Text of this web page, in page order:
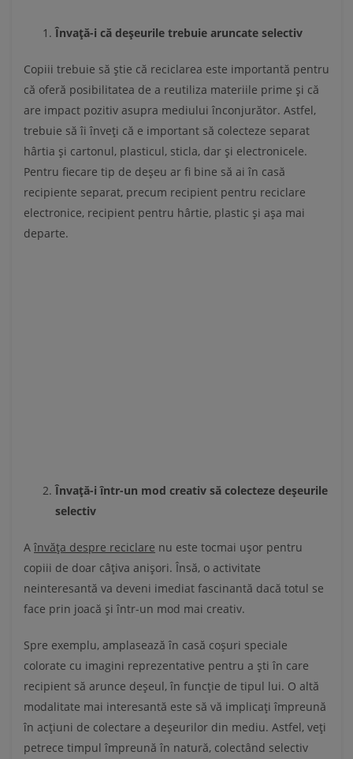
Învață-i că deșeurile trebuie aruncate selectiv
Copiii trebuie să știe că reciclarea este importantă pentru
că oferă posibilitatea de a reutiliza materiile prime și că
are impact pozitiv asupra mediului înconjurător. Astfel,
trebuie să îi înveți că e important să colecteze separat
hârtia și cartonul, plasticul, sticla, dar și electronicele.
Pentru fiecare tip de deșeu ar fi bine să ai în casă
recipiente separat, precum recipient pentru reciclare
electronice, recipient pentru hârtie, plastic și așa mai
departe.
Învață-i într-un mod creativ să colecteze deșeurile
selectiv
A învăța despre reciclare nu este tocmai ușor pentru
copiii de doar câțiva anișori. Însă, o activitate
neinteresantă va deveni imediat fascinantă dacă totul se
face prin joacă și într-un mod mai creativ.
Spre exemplu, amplasează în casă coșuri speciale
colorate cu imagini reprezentative pentru a ști în care
recipient să arunce deșeul, în funcție de tipul lui. O altă
modalitate mai interesantă este să vă implicați împreună
în acțiuni de colectare a deșeurilor din mediu. Astfel, veți
petrece timpul împreună în natură, colectând selectiv